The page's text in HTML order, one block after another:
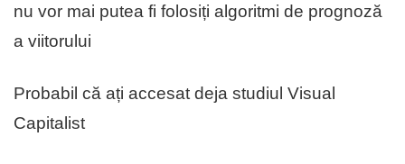
nu vor mai putea fi folosiți algoritmi de prognoză
a viitorului
Probabil că ați accesat deja studiul Visual
Capitalist